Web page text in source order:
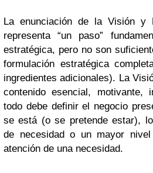
La enunciación de la Visión y
representa “un paso”
estratégica, pero no son
formulación estratégica
ingredientes adicionales). La
contenido esencial, motivante,
todo debe definir el negocio
se está (o se pretende estar),
de necesidad o un mayor
atención de una necesidad.